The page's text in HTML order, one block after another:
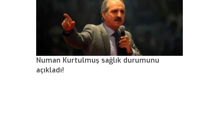
Numan Kurtulmuş sağlık durumunu
açıkladı!